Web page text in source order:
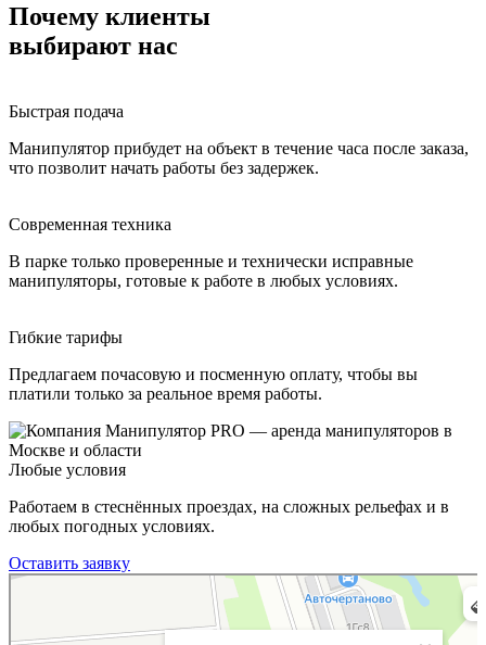
Почему клиенты
выбирают нас
Быстрая подача
Манипулятор прибудет на объект в течение часа после заказа,
что позволит начать работы без задержек.
Современная техника
В парке только проверенные и технически исправные
манипуляторы, готовые к работе в любых условиях.
Гибкие тарифы
Предлагаем почасовую и посменную оплату, чтобы вы
платили только за реальное время работы.
Любые условия
Работаем в стеснённых проездах, на сложных рельефах и в
любых погодных условиях.
Оставить заявку
Москва